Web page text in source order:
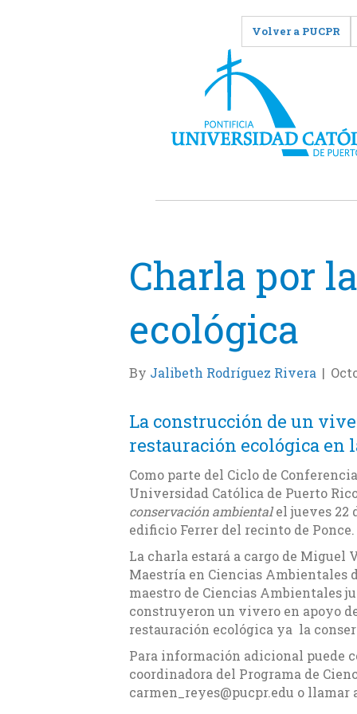
Volver a PUCPR
Charla por
ecológica
By Jalibeth Rodríguez Rivera |
La construcción de un
restauración ecológica en
Como parte del Ciclo de
Universidad Católica de Puerto
conservación ambientalel jueves 22
edificio Ferrer del recinto de Ponce.
La charla estará a cargo de Miguel
Maestría en Ciencias Ambientales
maestro de Ciencias Ambientales
construyeron un vivero en apoyo
restauración ecológica ya la
Para información adicional puede
coordinadora del Programa de
carmen_reyes@pucpr.edu o llamar